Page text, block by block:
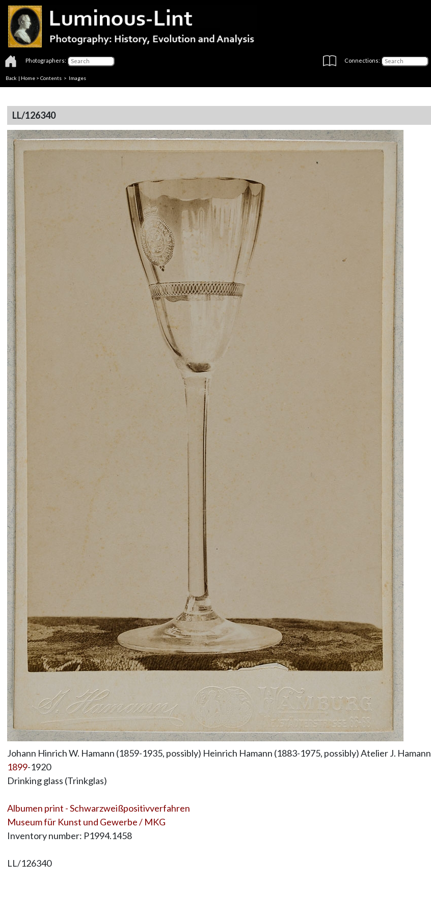
Photographers: Connections:
Back | Home > Contents > Images
LL/126340
Johann Hinrich W. Hamann (1859-1935, possibly) Heinrich Hamann (1883-1975, possibly) Atelier J. Hamann
1899-1920
Drinking glass (Trinkglas)
Albumen print - Schwarzweißpositivverfahren
Museum für Kunst und Gewerbe / MKG
Inventory number: P1994.1458
LL/126340